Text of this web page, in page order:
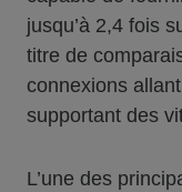
jusqu’à 2,4 fois
titre de
connexions
supportant des
L’une des